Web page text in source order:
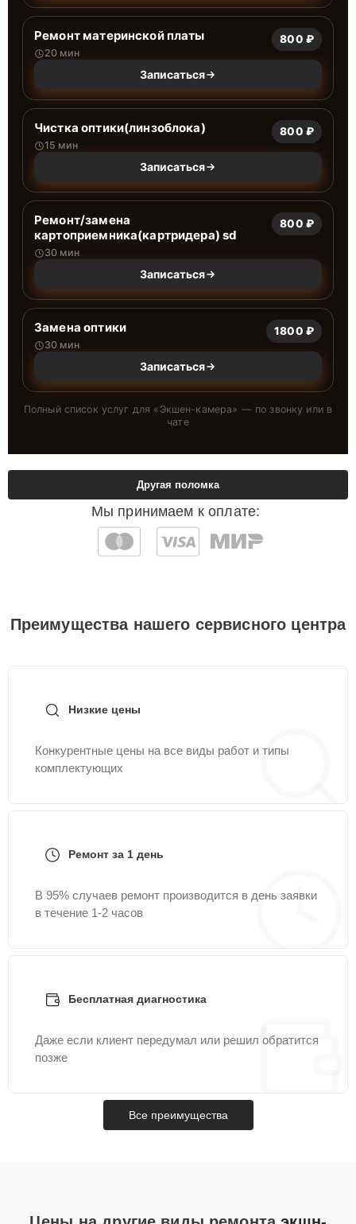
Ремонт материнской платы
20 мин
800 ₽
Записаться
Чистка оптики(линзоблока)
15 мин
800 ₽
Записаться
Ремонт/замена
картоприемника(картридера) sd
30 мин
800 ₽
Записаться
Замена оптики
30 мин
1800 ₽
Записаться
Полный список услуг для « Экшен-камера» — по звонку или в
чате
Мы принимаем к оплате:
Другая поломка
Преимущества нашего сервисного центра
Низкие цены
Конкурентные цены на все виды работ и типы
комплектующих
Ремонт за 1 день
В 95% случаев ремонт производится в день заявки
в течение 1-2 часов
Бесплатная диагностика
Даже если клиент передумал или решил обратится
позже
Все преимущества